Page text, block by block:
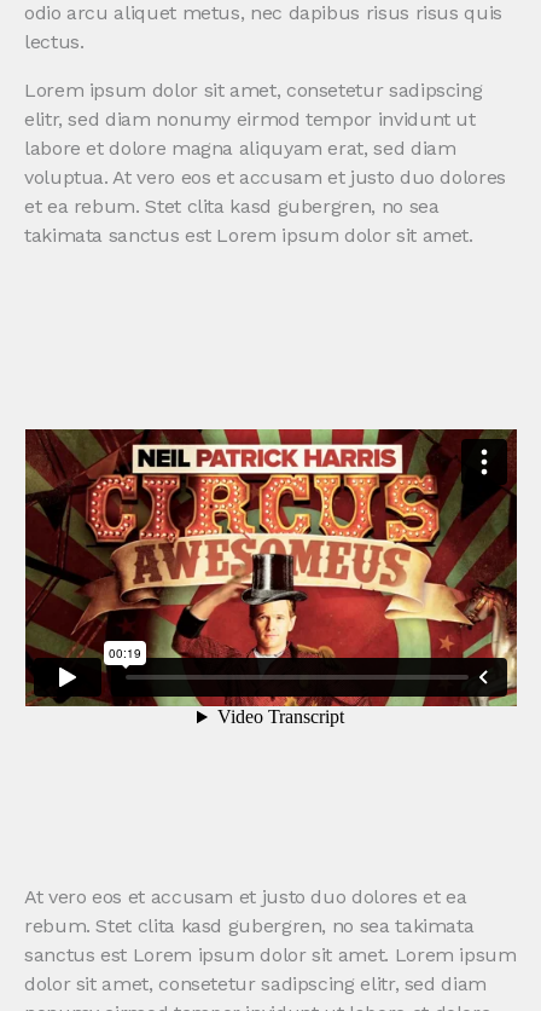
odio arcu aliquet metus, nec dapibus risus risus quis
lectus.
Lorem ipsum dolor sit amet, consetetur sadipscing
elitr, sed diam nonumy eirmod tempor invidunt ut
labore et dolore magna aliquyam erat, sed diam
voluptua. At vero eos et accusam et justo duo dolores
et ea rebum. Stet clita kasd gubergren, no sea
takimata sanctus est Lorem ipsum dolor sit amet.
At vero eos et accusam et justo duo dolores et ea
rebum. Stet clita kasd gubergren, no sea takimata
sanctus est Lorem ipsum dolor sit amet. Lorem ipsum
dolor sit amet, consetetur sadipscing elitr, sed diam